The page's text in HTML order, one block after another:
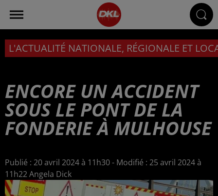
L'ACTUALITÉ NATIONALE, RÉGIONALE ET
ENCORE UN ACCIDENT
SOUS LE PONT DE LA
FONDERIE À MULHOUSE
Publié : 20 avril 2024 à 11h30 - Modifié : 25 avril 2024 à
11h22 Angela Dick